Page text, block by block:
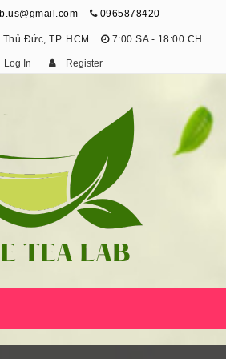
0965878420
Đức, TP. HCM 7:00 SA - 18:00 CH
Log In Register